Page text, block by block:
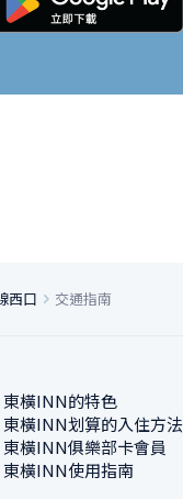
西口 交通指南
東橫INN的特色
東橫INN划算的入住方法
東橫INN俱樂部卡會員
東橫INN使用指南